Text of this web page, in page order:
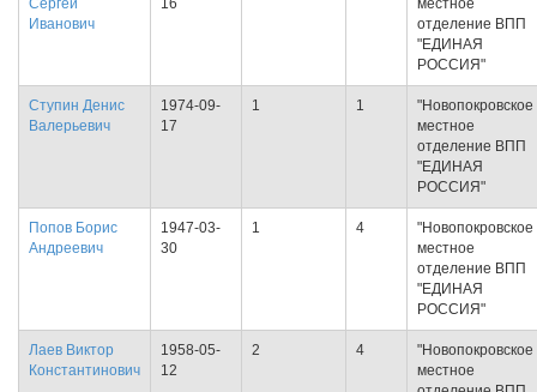
Сергей
Иванович
16
местное
отделение ВПП
"ЕДИНАЯ
РОССИЯ"
Ступин Денис
Валерьевич
1974-09-
17
1 1
"Новопокровское
местное
отделение ВПП
"ЕДИНАЯ
РОССИЯ"
Попов Борис
Андреевич
1947-03-
30
1 4
"Новопокровское
местное
отделение ВПП
"ЕДИНАЯ
РОССИЯ"
Лаев Виктор
Константинович
1958-05-
12
2 4
"Новопокровское
местное